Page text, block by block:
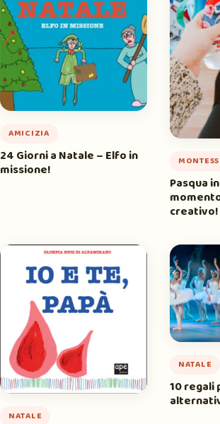
AMICIZIA
24 Giorni a Natale – Elfo in
missione!
Pasqua
creativo!
NATALE
NATALE
10 regali